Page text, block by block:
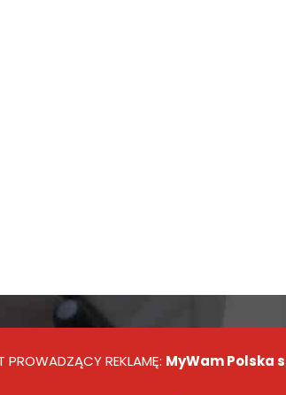
REKLAMĘ: MyWam Polska